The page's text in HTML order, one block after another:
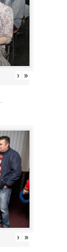
› »
› »